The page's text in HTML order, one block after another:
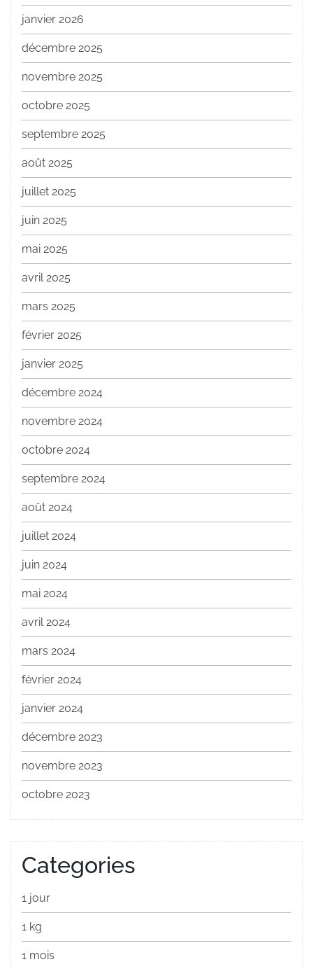
janvier 2026
décembre 2025
novembre 2025
octobre 2025
septembre 2025
août 2025
juillet 2025
juin 2025
mai 2025
avril 2025
mars 2025
février 2025
janvier 2025
décembre 2024
novembre 2024
octobre 2024
septembre 2024
août 2024
juillet 2024
juin 2024
mai 2024
avril 2024
mars 2024
février 2024
janvier 2024
décembre 2023
novembre 2023
octobre 2023
Categories
1 jour
1 kg
1 mois